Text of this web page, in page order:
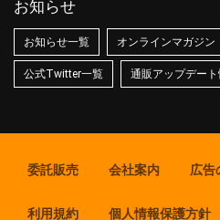
お知らせ
お知らせ一覧 オンラインマガジン
公式Twitter一覧 通販アップデート
委託販売 会社案内 広告
利用規約 個人情報保護方針